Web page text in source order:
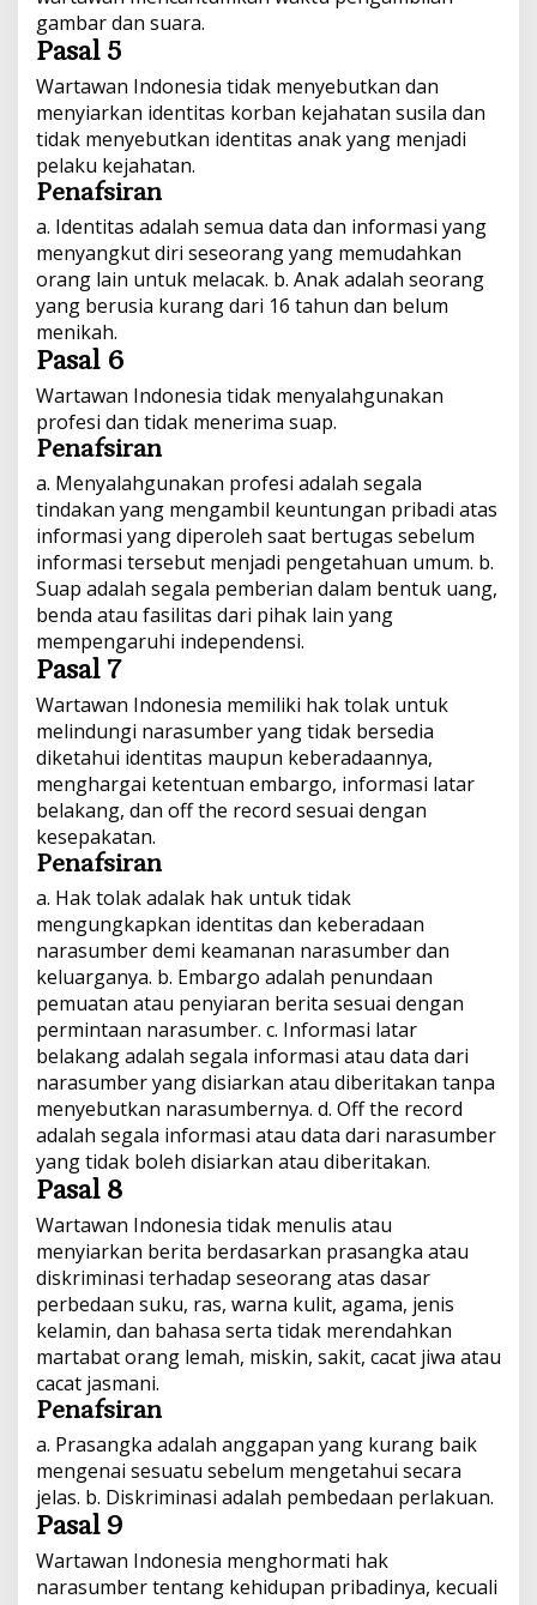
gambar dan suara.
Pasal 5
Wartawan Indonesia tidak menyebutkan dan
menyiarkan identitas korban kejahatan susila dan
tidak menyebutkan identitas anak yang menjadi
pelaku kejahatan.
Penafsiran
a. Identitas adalah semua data dan informasi yang
menyangkut diri seseorang yang memudahkan
orang lain untuk melacak. b. Anak adalah seorang
yang berusia kurang dari 16 tahun dan belum
menikah.
Pasal 6
Wartawan Indonesia tidak menyalahgunakan
profesi dan tidak menerima suap.
Penafsiran
a. Menyalahgunakan profesi adalah segala
tindakan yang mengambil keuntungan pribadi atas
informasi yang diperoleh saat bertugas sebelum
informasi tersebut menjadi pengetahuan umum. b.
Suap adalah segala pemberian dalam bentuk uang,
benda atau fasilitas dari pihak lain yang
mempengaruhi independensi.
Pasal 7
Wartawan Indonesia memiliki hak tolak untuk
melindungi narasumber yang tidak bersedia
diketahui identitas maupun keberadaannya,
menghargai ketentuan embargo, informasi latar
belakang, dan off the record sesuai dengan
kesepakatan.
Penafsiran
a. Hak tolak adalak hak untuk tidak
mengungkapkan identitas dan keberadaan
narasumber demi keamanan narasumber dan
keluarganya. b. Embargo adalah penundaan
pemuatan atau penyiaran berita sesuai dengan
permintaan narasumber. c. Informasi latar
belakang adalah segala informasi atau data dari
narasumber yang disiarkan atau diberitakan tanpa
menyebutkan narasumbernya. d. Off the record
adalah segala informasi atau data dari narasumber
yang tidak boleh disiarkan atau diberitakan.
Pasal 8
Wartawan Indonesia tidak menulis atau
menyiarkan berita berdasarkan prasangka atau
diskriminasi terhadap seseorang atas dasar
perbedaan suku, ras, warna kulit, agama, jenis
kelamin, dan bahasa serta tidak merendahkan
martabat orang lemah, miskin, sakit, cacat jiwa atau
cacat jasmani.
Penafsiran
a. Prasangka adalah anggapan yang kurang baik
mengenai sesuatu sebelum mengetahui secara
jelas. b. Diskriminasi adalah pembedaan perlakuan.
Pasal 9
Wartawan Indonesia menghormati hak
narasumber tentang kehidupan pribadinya, kecuali